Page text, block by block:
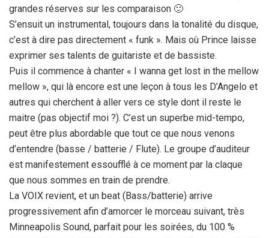
grandes réserves sur les comparaison 🙂
S’ensuit un instrumental, toujours dans la tonalité du disque,
c’est à dire pas directement « funk ». Mais où Prince laisse
exprimer ses talents de guitariste et de bassiste.
Puis il commence à chanter « I wanna get lost in the mellow
mellow », qui là encore est une leçon à tous les D’Angelo et
autres qui cherchent à aller vers ce style dont il reste le
maitre (pas objectif moi ?). C’est un superbe mid-tempo,
peut être plus abordable que tout ce que nous venons
d’entendre (basse / batterie / Flute). Le groupe d’auditeur
est manifestement essoufflé à ce moment par la claque
que nous sommes en train de prendre.
La VOIX revient, et un beat (Bass/batterie) arrive
progressivement afin d’amorcer le morceau suivant, très
Minneapolis Sound, parfait pour les soirées, du 100 %